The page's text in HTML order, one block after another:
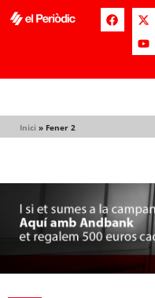
Inici » Fener 2